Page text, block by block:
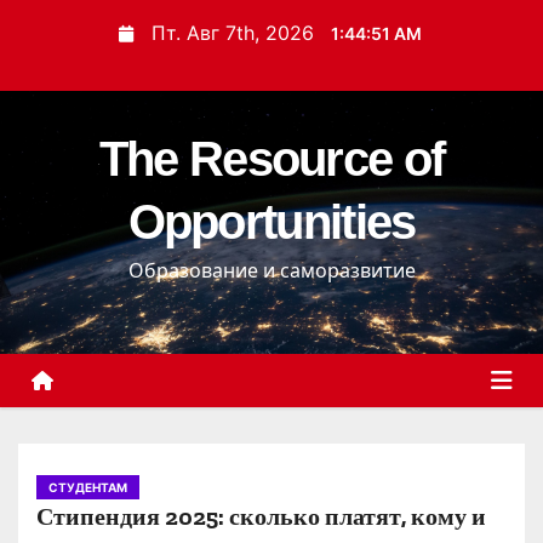
и
с
о
д
Пт. Авг 7th, 2026 1:44:53 AM
The Resource of
Opportunities
Образование и саморазвитие
СТУДЕНТАМ
Стипендия 2025: сколько платят, кому и